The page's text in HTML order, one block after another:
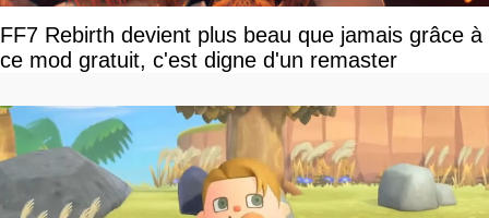
FF7 Rebirth devient plus beau que jamais grâce à
ce mod gratuit, c'est digne d'un remaster